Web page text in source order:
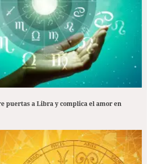
puertas a Libra y complica el amor en